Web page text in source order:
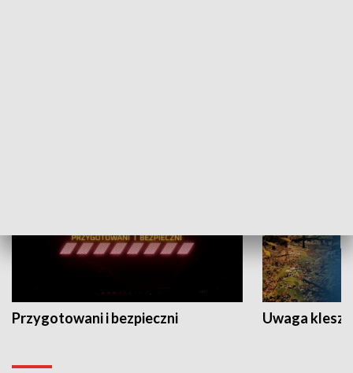
Przygotowani i bezpieczni Uwaga